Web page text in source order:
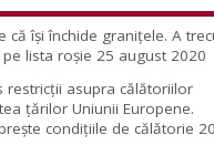
că își închide granițele. A
lista roșie 25 august 2020
restricţii asupra călătoriilor
ţărilor Uniunii Europene.
condițiile de călătorie 20